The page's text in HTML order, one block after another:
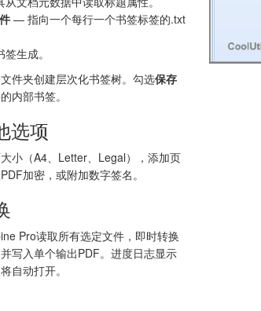
— 指向一个每行一个书签标签的.txt
生成。
件夹创建层次化书签树。勾选保存
内部书签。
选项
小（A4、Letter、Legal），添加页
加密，或附加数字签名。
Pro读取所有选定文件，即时转换
写入单个输出PDF。进度日志显示
自动打开。